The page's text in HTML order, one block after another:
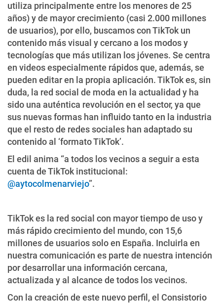
utiliza principalmente entre los menores de 25
años) y de mayor crecimiento (casi 2.000 millones
de usuarios), por ello, buscamos con TikTok un
contenido más visual y cercano a los modos y
tecnologías que más utilizan los jóvenes. Se centra
en videos especialmente rápidos que, además, se
pueden editar en la propia aplicación. TikTok es, sin
duda, la red social de moda en la actualidad y ha
sido una auténtica revolución en el sector, ya que
sus nuevas formas han influido tanto en la industria
que el resto de redes sociales han adaptado su
contenido al ‘formato TikTok’.
El edil anima “a todos los vecinos a seguir a esta
cuenta de TikTok institucional:
@aytocolmenarviejo”.
TikTok es la red social con mayor tiempo de uso y
más rápido crecimiento del mundo, con 15,6
millones de usuarios solo en España. Incluirla en
nuestra comunicación es parte de nuestra intención
por desarrollar una información cercana,
actualizada y al alcance de todos los vecinos.
Con la creación de este nuevo perfil, el Consistorio